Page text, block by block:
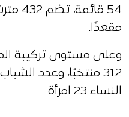
مقعدًا.
وعلى مستوى تركيبة
النساء 23 امرأة.